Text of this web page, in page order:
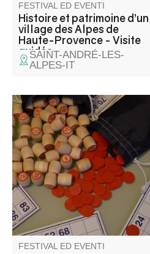
FESTIVAL ED EVENTI
Histoire et patrimoine d’un
village des Alpes de
Haute-Provence - Visite
guidée
SAINT-ANDRÉ-LES-
ALPES-IT
Loto organisé par l'association
le Cercle. Venez nombreux
tenter votre chance et passer
un moment convivial.
FESTIVAL ED EVENTI